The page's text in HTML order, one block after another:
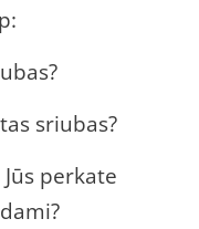
sriubas?
perkate